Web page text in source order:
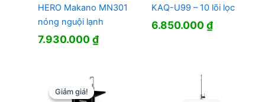
HERO Makano MN301
nóng nguội lạnh
7.930.000₫
KAQ-U99 – 10 lõi lọc
6.850.000₫
Giảm giá!
Giảm giá!